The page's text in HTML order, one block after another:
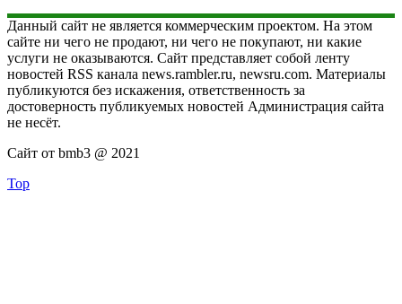
Данный сайт не является коммерческим проектом. На этом
сайте ни чего не продают, ни чего не покупают, ни какие
услуги не оказываются. Сайт представляет собой ленту
новостей RSS канала news.rambler.ru, newsru.com. Материалы
публикуются без искажения, ответственность за
достоверность публикуемых новостей Администрация сайта
не несёт.
Сайт от bmb3 @ 2021
Top